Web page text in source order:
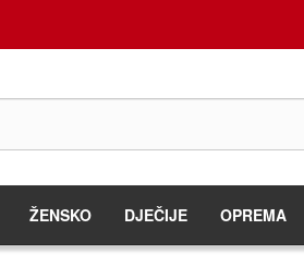
ŽENSKO DJEČIJE OPREMA